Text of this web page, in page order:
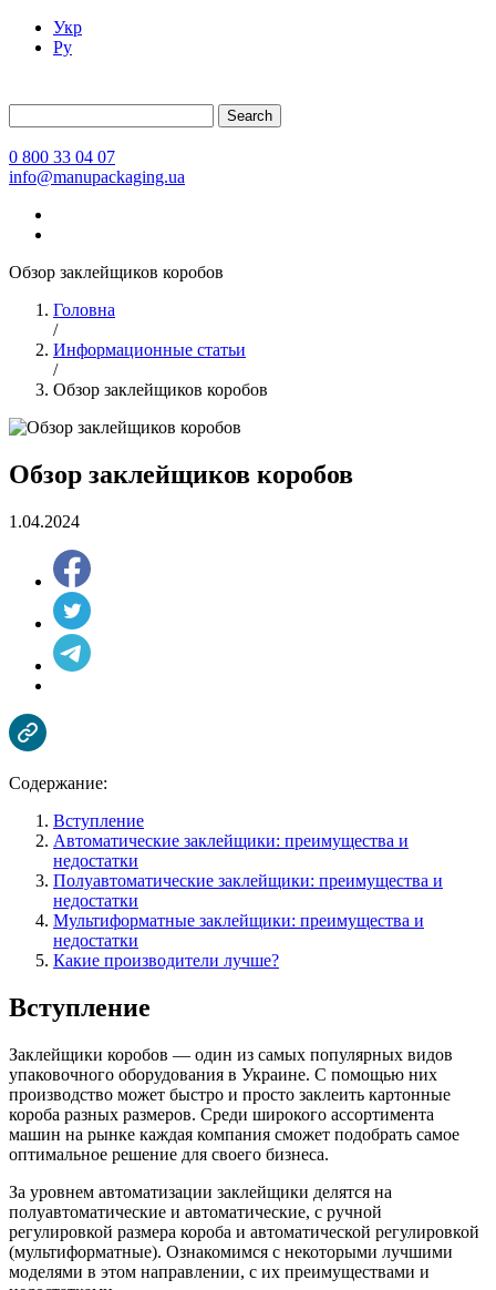
Укр
Ру
Search
0 800 33 04 07
info@manupackaging.ua
Обзор заклейщиков коробов
Головна
/
Информационные статьи
/
Обзор заклейщиков коробов
Обзор заклейщиков коробов
1.04.2024
Содержание:
Вступление
Автоматические заклейщики: преимущества и
недостатки
Полуавтоматические заклейщики: преимущества и
недостатки
Мультиформатные заклейщики: преимущества и
недостатки
Какие производители лучше?
Вступление
Заклейщики коробов — один из самых популярных видов
упаковочного оборудования в Украине. С помощью них
производство может быстро и просто заклеить картонные
короба разных размеров. Среди широкого ассортимента
машин на рынке каждая компания сможет подобрать самое
оптимальное решение для своего бизнеса.
За уровнем автоматизации заклейщики делятся на
полуавтоматические и автоматические, с ручной
регулировкой размера короба и автоматической регулировкой
(мультиформатные). Ознакомимся с некоторыми лучшими
моделями в этом направлении, с их преимуществами и